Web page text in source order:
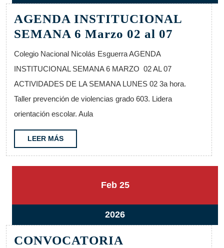
febrero,
2026
AGENDA INSTITUCIONAL
SEMANA 6 Marzo 02 al 07
Colegio Nacional Nicolás Esguerra AGENDA
INSTITUCIONAL SEMANA 6 MARZO 02 AL 07
ACTIVIDADES DE LA SEMANA LUNES 02 3a hora.
Taller prevención de violencias grado 603. Lidera
orientación escolar. Aula
LEER MÁSLEER
MÁS
Feb25
2026
2525
202625
febrero,
CONVOCATORIA